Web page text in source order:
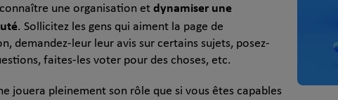
une organisation et dynamiser une
. Sollicitez les gens qui aiment la page de
demandez-leur leur avis sur certains sujets, posez-
faites-les voter pour des choses, etc.
jouera pleinement son rôle que si vous êtes capables